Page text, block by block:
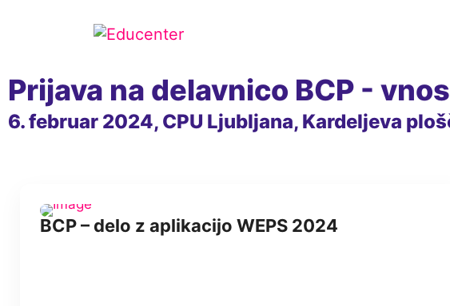
Prijava na delavnico BCP -
6. februar 2024, CPU Ljubljana, Kardeljeva
BCP 2024
BCP – delo z aplikacijo WEPS 2024